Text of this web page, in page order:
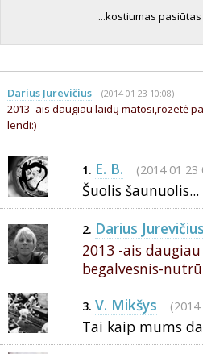
...kostiumas
Darius Jurevičius (2014 01 23 10:08)
2013 -ais daugiau laidų matosi,rozetė
lendi:)
1. E. B. (2014 01 23
Šuolis šaunuolis...
2. Darius Jurevičius
2013 -ais
begalvesnis-
3. V. Mikšys (2014
Tai kaip mums